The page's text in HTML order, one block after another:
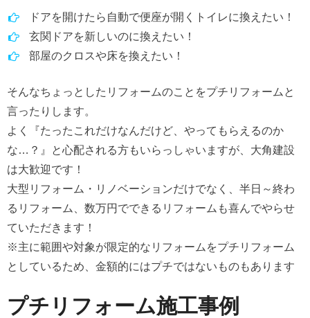
- 遺品整理に関する費用
会社情報
- 代表挨拶
ドアを開けたら自動で便座が開くトイレに換えたい！
玄関ドアを新しいのに換えたい！
部屋のクロスや床を換えたい！
そんなちょっとしたリフォームのことをプチリフォームと
言ったりします。
よく『たったこれだけなんだけど、やってもらえるのか
な…？』と心配される方もいらっしゃいますが、大角建設
は大歓迎です！
大型リフォーム・リノベーションだけでなく、半日～終わ
るリフォーム、数万円でできるリフォームも喜んでやらせ
ていただきます！
※主に範囲や対象が限定的なリフォームをプチリフォーム
としているため、金額的にはプチではないものもあります
プチリフォーム施工事例